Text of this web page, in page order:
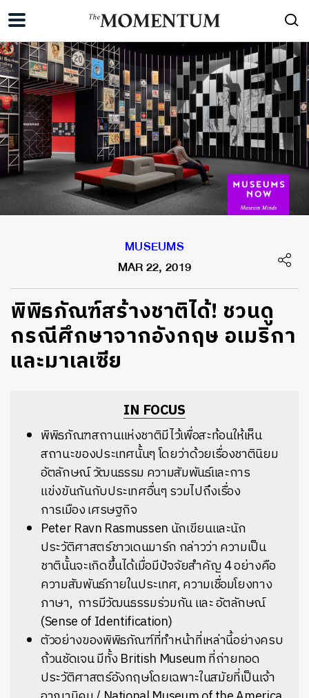
MUSEUMS
MAR 22, 2019
พิพิธภัณฑ์สร้างชาติได้! ชวนดู
กรณีศึกษาจากอังกฤษ อเมริกา
และมาเลเซีย
IN FOCUS
พิพิธภัณฑสถานแห่งชาติมีไว้เพื่อสะท้อนให้เห็น
สถานะของประเทศนั้นๆ โดยว่าด้วยเรื่องชาตินิยม
อัตลักษณ์ วัฒนธรรม ความสัมพันธ์และการ
แข่งขันกันกับประเทศอื่นๆ รวมไปถึงเรื่อง
การเมือง เศรษฐกิจ
Peter Ravn Rasmussen นักเขียนและนัก
ประวัติศาสตร์ชาวเดนมาร์ก กล่าวว่า ความเป็น
ชาตินั้นจะเกิดขึ้นได้เมื่อมีปัจจัยสำคัญ 4 อย่างคือ
ความสัมพันธ์ภายในประเทศ, ความเชื่อมโยงทาง
ภาษา, การมีวัฒนธรรมร่วมกัน และ อัตลักษณ์
(Sense of Identification)
ตัวอย่างของพิพิธภัณฑ์ที่ทำหน้าที่เหล่านี้อย่างครบ
ถ้วนชัดเจน มีทั้ง British Museum ที่ถ่ายทอด
ประวัติศาสตร์อังกฤษโดยเฉพาะในสมัยที่เป็นเจ้า